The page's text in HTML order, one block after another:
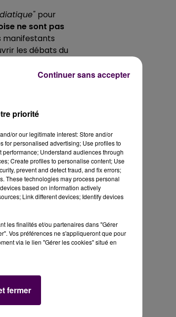
pour
ne sont pas
manifestants
les débats du
a suivi les deux
des
publics
ont besoin
du maire
rien faire"
de se
avance le rôle
priorité
or our legitimate interest: Store and/or
for personalised advertising; Use profiles to
Understand audiences through
Create profiles to personalise content; Use
prevent and detect fraud, and fix errors;
These technologies may process personal
based on information actively
Link different devices; Identify devices
les finalités et/ou partenaires dans "Gérer
Vos préférences ne s'appliqueront que pour
via le lien "Gérer les cookies" situé en
fermer
Continuer sans accepter